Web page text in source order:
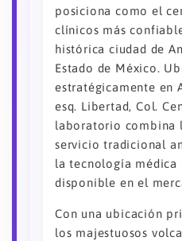
posiciona como el
clínicos más
histórica ciudad de
Estado de México.
estratégicamente en
esq. Libertad, Col.
laboratorio combina
servicio tradicional
la tecnología médica
disponible en el
Con una ubicación
los majestuosos